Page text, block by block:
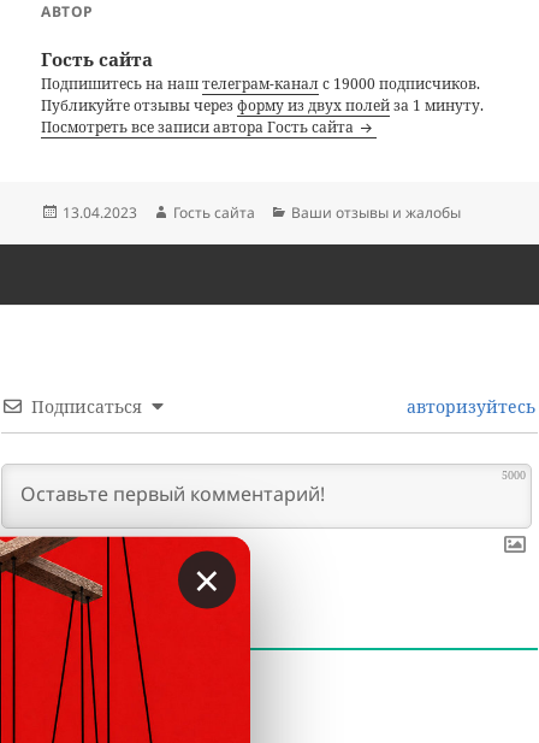
АВТОР
Гость сайта
Подпишитесь на наштелеграм-каналс 19000 подписчиков.
Публикуйте отзывы черезформу из двух полейза 1 минуту.
Посмотреть все записи автора Гость сайта
Опубликовано
13.04.2023 Автор
Гость сайта Рубрики
Ваши отзывы и жалобы
Подписаться авторизуйтесь
5000
КОММЕНТАРИИ
×